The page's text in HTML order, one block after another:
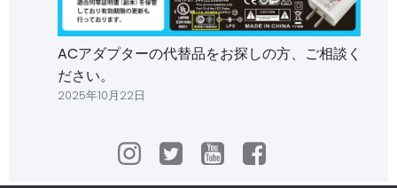
ACアダプターの代替品をお探しの方、ご相談く
ださい。
2025年10月22日